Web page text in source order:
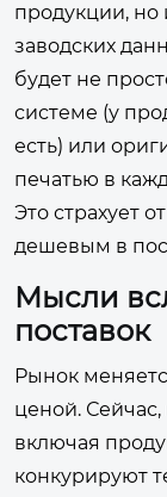
продукции, но
заводских
будет не
системе (у
есть) или
печатью в
Это страхует
дешевым в
Мысли
поставок
Рынок
ценой. Сейчас,
включая
конкурируют